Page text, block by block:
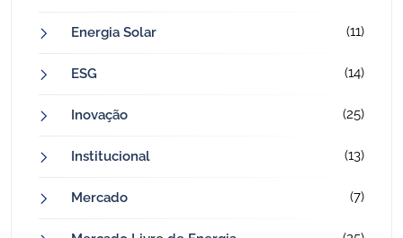
Energia Solar (11)
ESG (14)
Inovação (25)
Institucional (13)
Mercado (7)